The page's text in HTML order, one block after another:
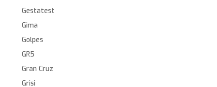
Gestatest
Gima
Golpes
GR5
Gran Cruz
Grisi